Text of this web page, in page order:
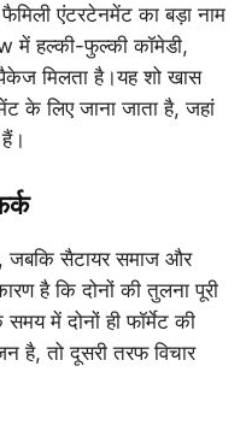
एंटरटेनमेंट का बड़ा नाम
में हल्की-फुल्की कॉमेडी,
मिलता है।यह शो खास
के लिए जाना जाता है, जहां
जबकि सैटायर समाज और
है कि दोनों की तुलना पूरी
में दोनों ही फॉर्मेट की
है, तो दूसरी तरफ विचार